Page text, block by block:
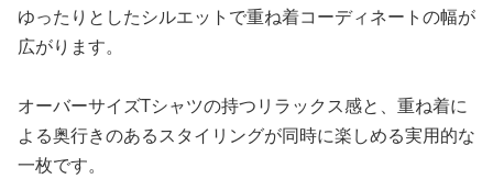
ゆったりとしたシルエットで重ね着コーディネートの幅が
広がります。
オーバーサイズTシャツの持つリラックス感と、重ね着に
よる奥行きのあるスタイリングが同時に楽しめる実用的な
一枚です。